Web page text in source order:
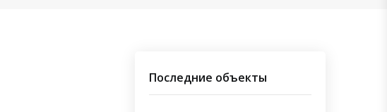
Последние объекты